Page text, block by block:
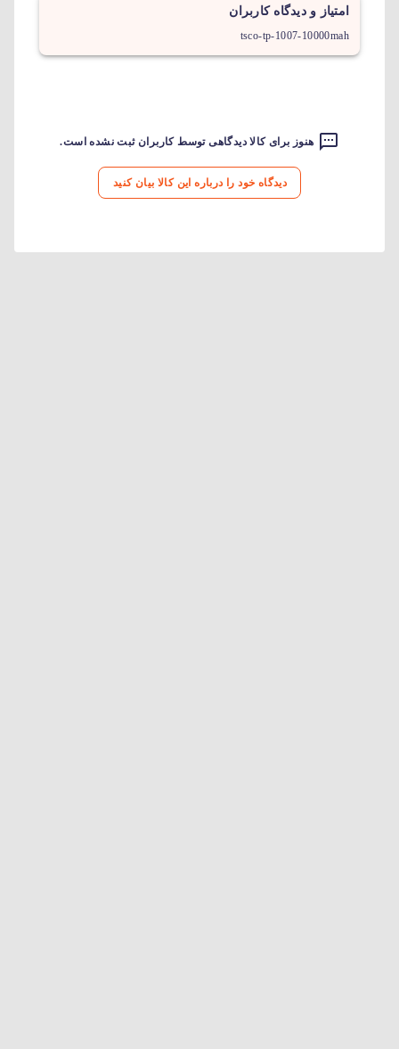
امتیاز و دیدگاه کاربران
tsco-tp-1007-10000mah
هنوز برای کالا دیدگاهی توسط کاربران ثبت نشده است.
دیدگاه خود را درباره این کالا بیان کنید